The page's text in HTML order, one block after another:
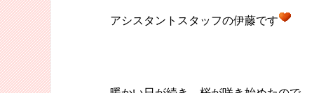
アシスタントスタッフの伊藤です